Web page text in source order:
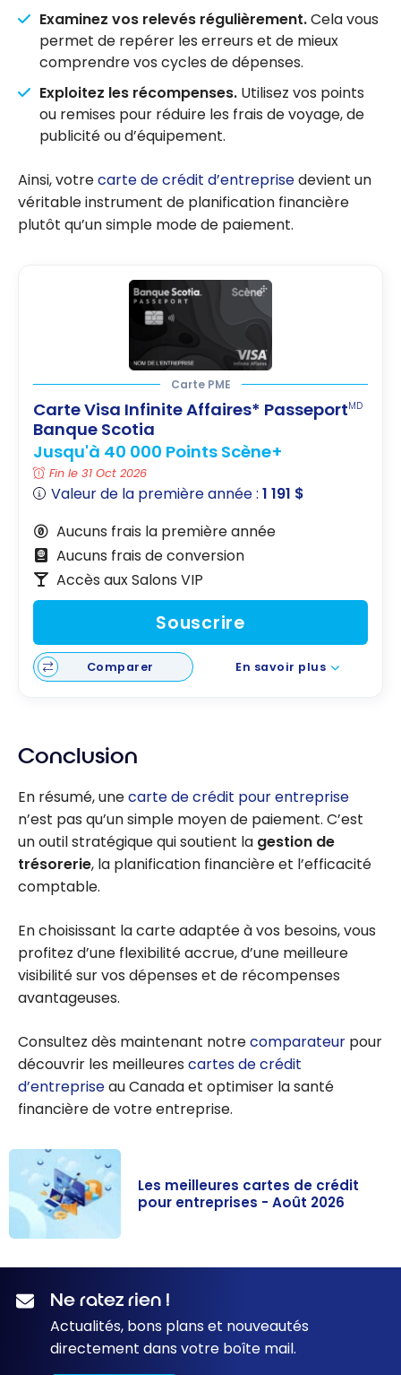
Examinez vos relevés régulièrement.Cela vous
permet de repérer les erreurs et de mieux
comprendre vos cycles de dépenses.
Exploitez les récompenses. Utilisez vos points
ou remises pour réduire les frais de voyage, de
publicité ou d’équipement.
Ainsi, votrecarte de crédit d’entreprisedevient un
véritable instrument de planification financière
plutôt qu’un simple mode de paiement.
Carte PME
Carte Visa Infinite Affaires* PasseportMD
Banque Scotia
Jusqu'à 40 000 Points Scène+
Fin le 31 Oct 2026
Valeur de la première année :1 191 $
Aucuns frais la première année
Aucuns frais de conversion
Accès aux Salons VIP
Souscrire
Comparer En savoir plus
Conclusion
En résumé, unecarte de crédit pour entreprise
n’est pas qu’un simple moyen de paiement. C’est
un outil stratégique qui soutient la gestion de
trésorerie, la planification financière et l’efficacité
comptable.
En choisissant la carte adaptée à vos besoins, vous
profitez d’une flexibilité accrue, d’une meilleure
visibilité sur vos dépenses et de récompenses
avantageuses.
Consultez dès maintenant notrecomparateur pour
découvrir les meilleures cartes de crédit
d’entrepriseau Canada et optimiser la santé
financière de votre entreprise.
cartes de
crédit pour
entreprises -
Août 2026
Les meilleures cartes de crédit
pour entreprises - Août 2026
Ne ratez rien !
Actualités, bons plans et nouveautés
directement dans votre boîte mail.